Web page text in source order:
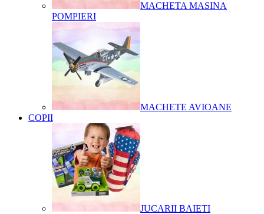
MACHETA MASINA
POMPIERI
MACHETE AVIOANE
COPII
JUCARII BAIETI